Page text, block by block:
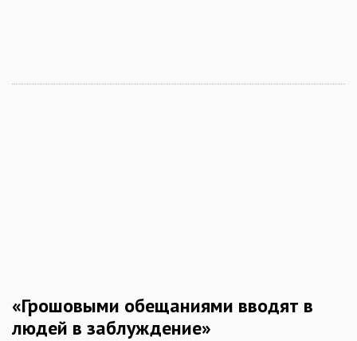
«Грошовыми обещаниями вводят в
людей в заблуждение»